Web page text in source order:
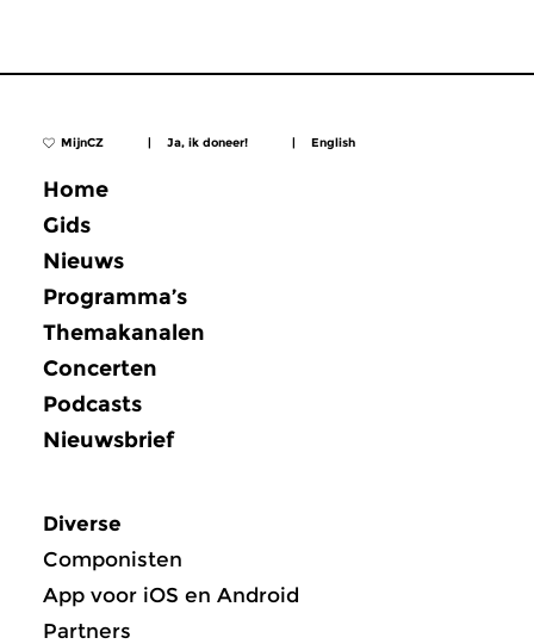
MijnCZ | Ja, ik doneer! | English
Home
Gids
Nieuws
Programma’s
Themakanalen
Concerten
Podcasts
Nieuwsbrief
Diverse
Componisten
App voor iOS en Android
Partners